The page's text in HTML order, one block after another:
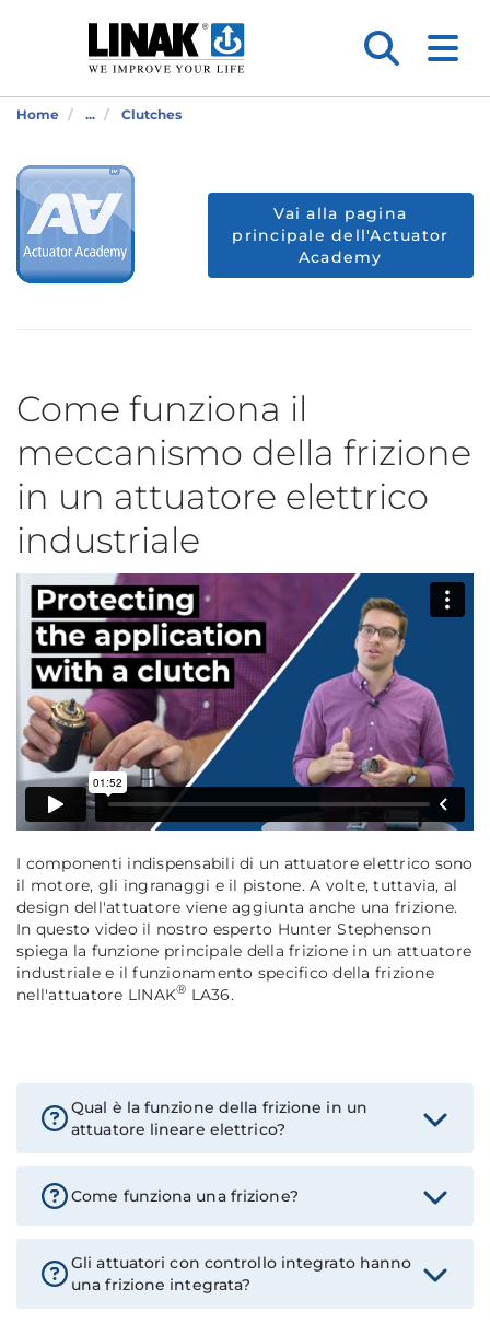
Home ... Clutches
Vai alla pagina
principale dell'Actuator
Academy
Come funziona il
meccanismo della frizione
in un attuatore elettrico
industriale
I componenti indispensabili di un attuatore elettrico sono
il motore, gli ingranaggi e il pistone. A volte, tuttavia, al
design dell'attuatore viene aggiunta anche una frizione.
In questo video il nostro esperto Hunter Stephenson
spiega la funzione principale della frizione in un attuatore
industriale e il funzionamento specifico della frizione
nell'attuatore LINAK® LA36.
Qual è la funzione della frizione in un
attuatore lineare elettrico?
Come funziona una frizione?
Gli attuatori con controllo integrato hanno
una frizione integrata?